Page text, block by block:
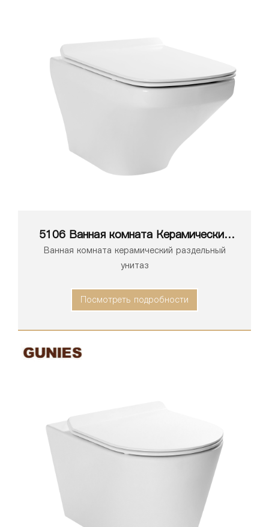
5106 Ванная комната Керамический
унитаз
Ванная комната керамический раздельный
унитаз
Посмотреть подробности